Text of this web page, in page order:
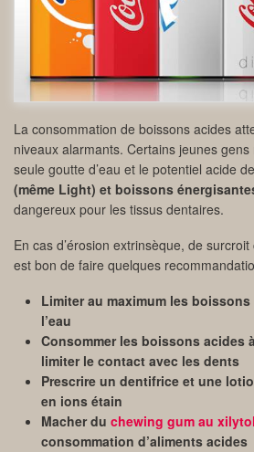
La consommation de boissons acides
niveaux alarmants. Certains jeunes
seule goutte d’eau et le potentiel acide
(même Light) et boissons
dangereux pour les tissus dentaires.
En cas d’érosion extrinsèque, de
est bon de faire quelques
Limiter au maximum les
l’eau
Consommer les boissons acides
limiter le contact avec les dents
Prescrire un dentifrice et une
en ions étain
Macher du chewing gum au xilytol
consommation d’aliments acides